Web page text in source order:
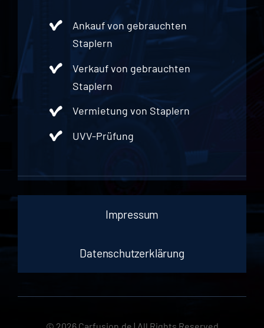
Ankauf von gebrauchten
Staplern
Verkauf von gebrauchten
Staplern
Vermietung von Staplern
UVV-Prüfung
Impressum
Datenschutzerklärung